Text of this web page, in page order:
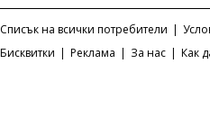
Списък на всички потребители |
Бисквитки | Реклама | За нас | Как